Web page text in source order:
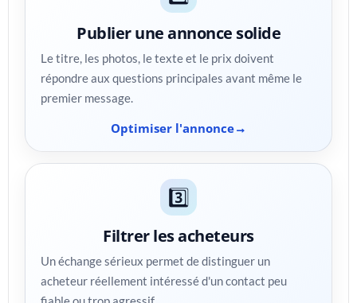
Publier une annonce solide
Le titre, les photos, le texte et le prix doivent
répondre aux questions principales avant même le
premier message.
Optimiser l'annonce
3️⃣
Filtrer les acheteurs
Un échange sérieux permet de distinguer un
acheteur réellement intéressé d'un contact peu